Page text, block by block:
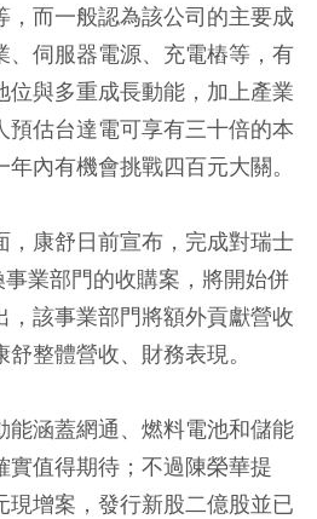
，而一般認為該公司的主要成
、伺服器電源、充電樁等，有
位與多重成長動能，加上產業
預估台達電可享有三十倍的本
內有機會挑戰四百元大關。
，康舒日前宣布，完成對瑞士
業部門的收購案，將開始併
，該事業部門將額外貢獻營收
整體營收、財務表現。
能涵蓋網通、燃料電池和儲能
實值得期待；不過陳榮華提
現增案，發行新股二億股並已